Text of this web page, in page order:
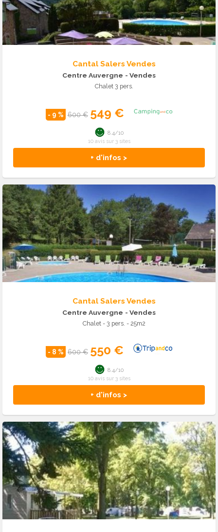
Cantal Salers Vendes
Centre Auvergne - Vendes
Chalet 3 pers.
- 9 % 600 € 549 €
+ d'infos >
8.4/10
10 avis sur 3 sites
Cantal Salers Vendes
Centre Auvergne - Vendes
Chalet - 3 pers. - 25m2
- 8 % 600 € 550 €
+ d'infos >
8.4/10
10 avis sur 3 sites